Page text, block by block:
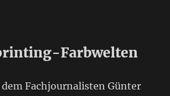
Farbwelten
Fachjournalisten Günter